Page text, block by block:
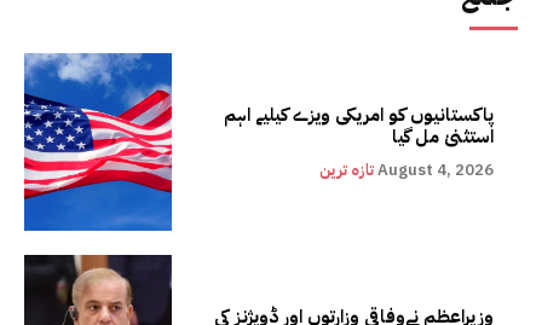
پاکستانیوں کو امریکی ویزے کیلیے اہم
استثنیٰ مل گیا
تازہ ترینAugust 4, 2026
وزیراعظم نےوفاقی وزارتوں اور ڈویژنز کی